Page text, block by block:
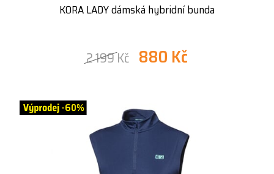
KORA LADY dámská hybridní bunda
2 199 Kč 880 Kč
-60%